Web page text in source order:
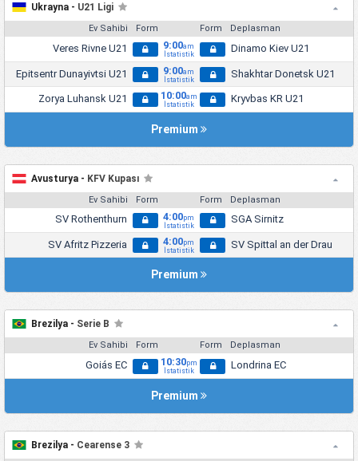
Ukrayna - U21 Ligi
Ev Sahibi Form Form Deplasman
Veres Rivne U21 9:00am
İstatistik
Dinamo Kiev U21
Epitsentr Dunayivtsi U21 9:00am
İstatistik
Shakhtar Donetsk U21
Zorya Luhansk U21 10:00am
İstatistik
Kryvbas KR U21
Premium
Avusturya - KFV Kupası
Ev Sahibi Form Form Deplasman
SV Rothenthurn 4:00pm
İstatistik
SGA Sirnitz
SV Afritz Pizzeria 4:00pm
İstatistik
SV Spittal an der Drau
Premium
Brezilya - Serie B
Ev Sahibi Form Form Deplasman
Goiás EC 10:30pm
İstatistik
Londrina EC
Premium
Brezilya - Cearense 3